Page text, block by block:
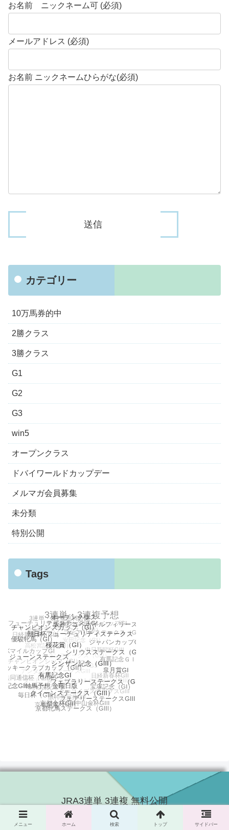
お名前 ニックネーム可 (必須)
メールアドレス (必須)
お名前 ニックネームひらがな(必須)
カテゴリー
10万馬券的中
2勝クラス
3勝クラス
G1
G2
G3
win5
オープンクラス
ドバイワールドカップデー
メルマガ会員募集
未分類
特別公開
Tags
JRA3連単 3連複 無料公開
© 2016 JRA3連単 3連複 無料公開.
メニュー ホーム 検索 トップ サイドバー